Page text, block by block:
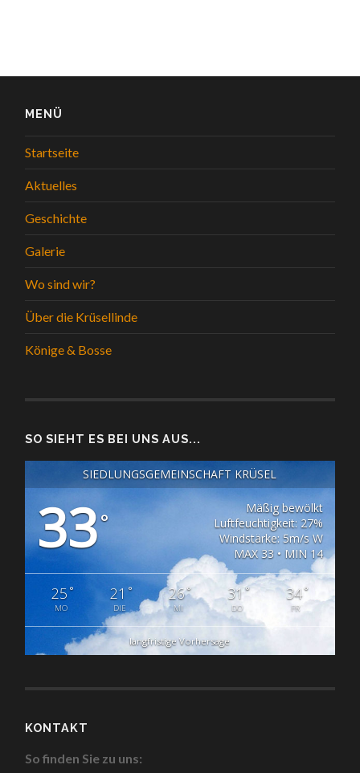
MENÜ
Startseite
Aktuelles
Geschichte
Galerie
Wo sind wir?
Über die Krüsellinde
Könige & Bosse
SO SIEHT ES BEI UNS AUS...
SIEDLUNGSGEMEINSCHAFT KRÜSEL
33°
Mäßig bewölkt
Luftfeuchtigkeit: 27%
Windstärke: 5m/s W
MAX 33 • MIN 14
25°
MO
21 °
DIE
26°
MI
31°
DO
34°
FR
langfristige Vorhersage
KONTAKT
So finden Sie zu uns: